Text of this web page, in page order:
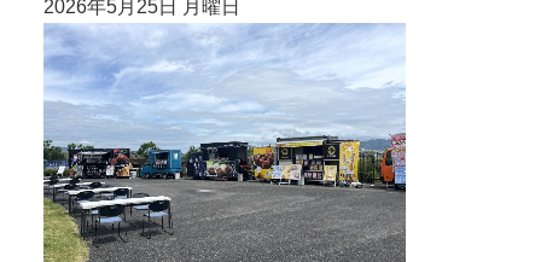
2026年5月25日 月曜日